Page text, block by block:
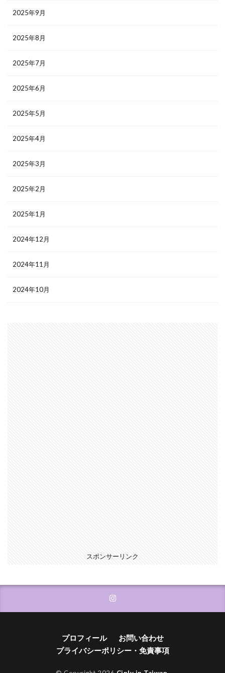
2025年9月
2025年8月
2025年7月
2025年6月
2025年5月
2025年4月
2025年3月
2025年2月
2025年1月
2024年12月
2024年11月
2024年10月
スポンサーリンク
プロフィール
お問い合わせ
プライバシーポリシー・免責事項